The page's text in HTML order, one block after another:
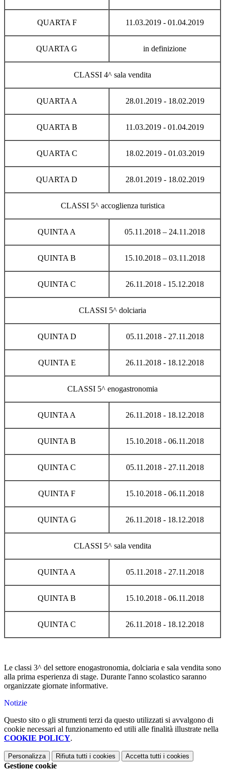
QUARTA F 11.03.2019 - 01.04.2019
QUARTA G in definizione
CLASSI 4^ sala vendita
QUARTA A 28.01.2019 - 18.02.2019
QUARTA B 11.03.2019 - 01.04.2019
QUARTA C 18.02.2019 - 01.03.2019
QUARTA D 28.01.2019 - 18.02.2019
CLASSI 5^ accoglienza turistica
QUINTA A 05.11.2018 – 24.11.2018
QUINTA B 15.10.2018 – 03.11.2018
QUINTA C 26.11.2018 - 15.12.2018
CLASSI 5^ dolciaria
QUINTA D 05.11.2018 - 27.11.2018
QUINTA E 26.11.2018 - 18.12.2018
CLASSI 5^ enogastronomia
QUINTA A 26.11.2018 - 18.12.2018
QUINTA B 15.10.2018 - 06.11.2018
QUINTA C 05.11.2018 - 27.11.2018
QUINTA F 15.10.2018 - 06.11.2018
QUINTA G 26.11.2018 - 18.12.2018
CLASSI 5^ sala vendita
QUINTA A 05.11.2018 - 27.11.2018
QUINTA B 15.10.2018 - 06.11.2018
QUINTA C 26.11.2018 - 18.12.2018
Le classi 3^ del settore enogastronomia, dolciaria e sala vendita sono
alla prima esperienza di stage. Durante l'anno scolastico saranno
organizzate giornate informative.
Notizie
Questo sito o gli strumenti terzi da questo utilizzati si avvalgono di
cookie necessari al funzionamento ed utili alle finalità illustrate nella
COOKIE POLICY.
Personalizza Rifiuta tutti i cookies Accetta tutti i cookies
Gestione cookie